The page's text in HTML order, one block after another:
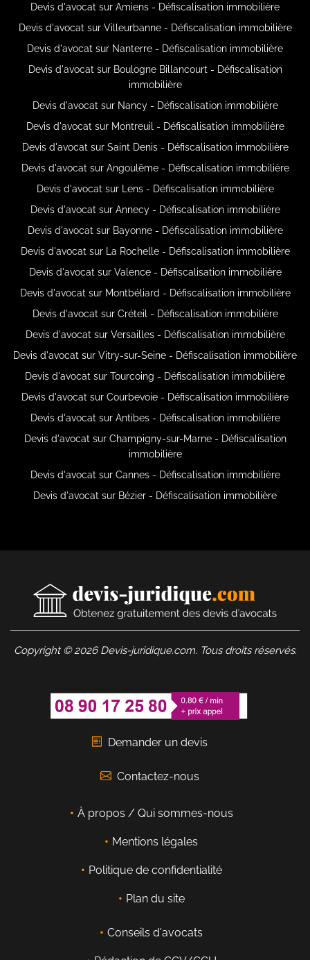
Devis d'avocat sur Amiens - Défiscalisation immobilière
Devis d'avocat sur Villeurbanne - Défiscalisation immobilière
Devis d'avocat sur Nanterre - Défiscalisation immobilière
Devis d'avocat sur Boulogne Billancourt - Défiscalisation
immobilière
Devis d'avocat sur Nancy - Défiscalisation immobilière
Devis d'avocat sur Montreuil - Défiscalisation immobilière
Devis d'avocat sur Saint Denis - Défiscalisation immobilière
Devis d'avocat sur Angoulême - Défiscalisation immobilière
Devis d'avocat sur Lens - Défiscalisation immobilière
Devis d'avocat sur Annecy - Défiscalisation immobilière
Devis d'avocat sur Bayonne - Défiscalisation immobilière
Devis d'avocat sur La Rochelle - Défiscalisation immobilière
Devis d'avocat sur Valence - Défiscalisation immobilière
Devis d'avocat sur Montbéliard - Défiscalisation immobilière
Devis d'avocat sur Créteil - Défiscalisation immobilière
Devis d'avocat sur Versailles - Défiscalisation immobilière
Devis d'avocat sur Vitry-sur-Seine - Défiscalisation immobilière
Devis d'avocat sur Tourcoing - Défiscalisation immobilière
Devis d'avocat sur Courbevoie - Défiscalisation immobilière
Devis d'avocat sur Antibes - Défiscalisation immobilière
Devis d'avocat sur Champigny-sur-Marne - Défiscalisation
immobilière
Devis d'avocat sur Cannes - Défiscalisation immobilière
Devis d'avocat sur Bézier - Défiscalisation immobilière
Copyright © 2026 Devis-juridique.com. Tous droits réservés.
Demander un devis
Contactez-nous
À propos / Qui sommes-nous
Mentions légales
Politique de confidentialité
Plan du site
Conseils d'avocats